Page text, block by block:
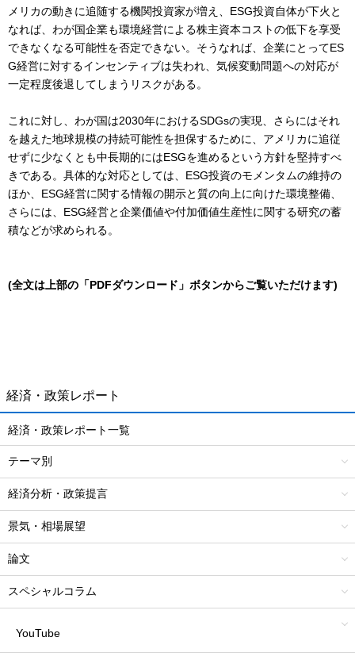
メリカの動きに追随する機関投資家が増え、ESG投資自体が下火と
なれば、わが国企業も環境経営による株主資本コストの低下を享受
できなくなる可能性を否定できない。そうなれば、企業にとってES
G経営に対するインセンティブは失われ、気候変動問題への対応が
一定程度後退してしまうリスクがある。
これに対し、わが国は2030年におけるSDGsの実現、さらにはそれ
を越えた地球規模の持続可能性を担保するために、アメリカに追従
せずに少なくとも中長期的にはESGを進めるという方針を堅持すべ
きである。具体的な対応としては、ESG投資のモメンタムの維持の
ほか、ESG経営に関する情報の開示と質の向上に向けた環境整備、
さらには、ESG経営と企業価値や付加価値生産性に関する研究の蓄
積などが求められる。
(全文は上部の「PDFダウンロード」ボタンからご覧いただけます)
経済・政策レポート
経済・政策レポート一覧
テーマ別
経済分析・政策提言
景気・相場展望
論文
スペシャルコラム
YouTube